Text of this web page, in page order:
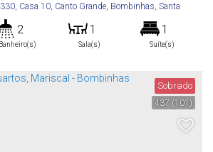
, Casa 10, Canto Grande, Bombinhas, Santa
2
Banheiro(s)
1
Sala(s)
1
Suíte(s)
Vaga(s)
437 (101)
Sobrado